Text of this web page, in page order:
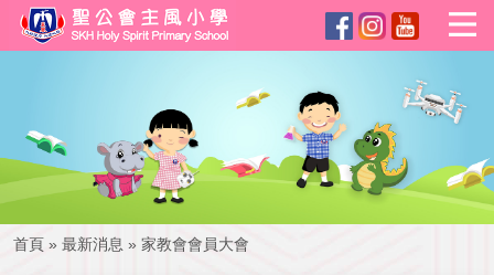
首頁 » 最新消息 » 家教會會員大會